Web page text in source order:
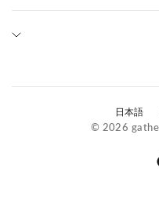
Update
country
© 2026